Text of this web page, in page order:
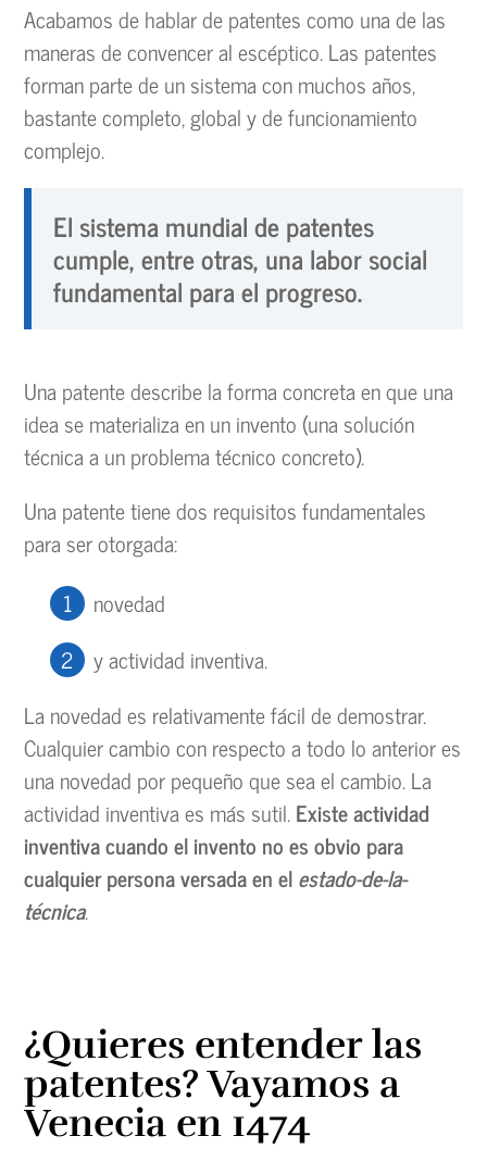
Acabamos de hablar de patentes como una de las
maneras de convencer al escéptico. Las patentes
forman parte de un sistema con muchos años,
bastante completo, global y de funcionamiento
complejo.
El sistema mundial de patentes
cumple, entre otras, una labor social
fundamental para el progreso.
Una patente describe la forma concreta en que una
idea se materializa en un invento (una solución
técnica a un problema técnico concreto).
Una patente tiene dos requisitos fundamentales
para ser otorgada:
novedad
y actividad inventiva.
La novedad es relativamente fácil de demostrar.
Cualquier cambio con respecto a todo lo anterior es
una novedad por pequeño que sea el cambio. La
actividad inventiva es más sutil.Existe actividad
inventiva cuando el invento no es obvio para
cualquier persona versada en elestado-de-la-
técnica.
¿Quieres entender las
patentes? Vayamos a
Venecia en 1474